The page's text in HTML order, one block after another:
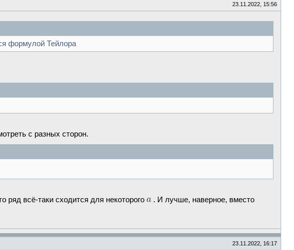
23.11.2022, 15:56
формулой Тейлора
с разных сторон.
ряд всё-таки сходится для некоторого
. И лучше, наверное, вместо
23.11.2022, 16:17